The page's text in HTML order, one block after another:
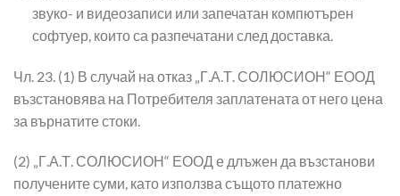
звуко- и видеозаписи или запечатан компютърен
софтуер, които са разпечатани след доставка.
Чл. 23. (1) В случай на отказ „Г.А.Т. СОЛЮСИОН“ ЕООД
възстановява на Потребителя заплатената от него цена
за върнатите стоки.
(2) „Г.А.Т. СОЛЮСИОН“ ЕООД е длъжен да възстанови
получените суми, като използва същото платежно